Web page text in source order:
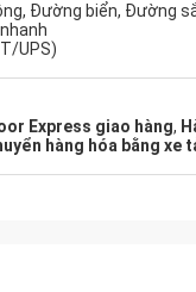
Đường biển, Đường
UPS)
Express giao hàng,
hàng hóa bằng xe